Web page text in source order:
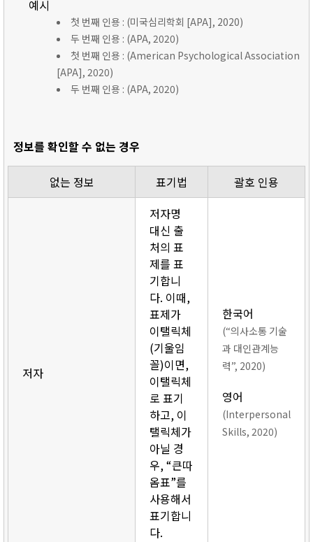
예시
첫 번째 인용 : (미국심리학회 [APA], 2020)
두 번째 인용 : (APA, 2020)
첫 번째 인용 : (American Psychological Association
[APA], 2020)
두 번째 인용 : (APA, 2020)
정보를 확인할 수 없는 경우
없는 정보 표기법 괄호 인용
저자
저자명
대신 출
처의 표
제를 표
기합니
다. 이때,
표제가
이탤릭체
(기울임
꼴)이면,
이탤릭체
로 표기
하고, 이
탤릭체가
아닐 경
우, “큰따
옴표”를
사용해서
표기합니
다.
한국어
(“의사소통 기술
과 대인관계능
력”, 2020)
영어
(Interpersonal
Skills, 2020)